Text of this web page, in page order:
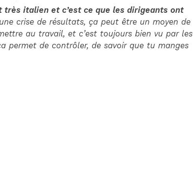
très italien et c’est ce que les dirigeants ont
crise de résultats, ça peut être un moyen de
au travail, et c’est toujours bien vu par les
permet de contrôler, de savoir que tu manges